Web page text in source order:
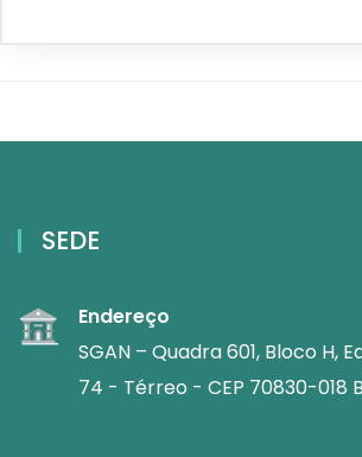
SEDE
Endereço
SGAN – Quadra 601, Bloco H,
74 - Térreo - CEP 70830-018